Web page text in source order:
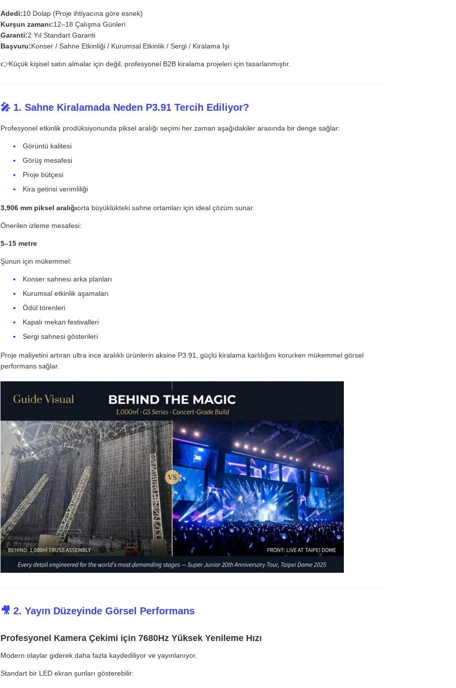
Adedi:10 Dolap (Proje ihtiyacına göre esnek)
Kurşun zamanı:12–18 Çalışma Günleri
Garanti:2 Yıl Standart Garanti
Başvuru:Konser / Sahne Etkinliği / Kurumsal Etkinlik / Sergi / Kiralama İşi
👉Küçük kişisel satın almalar için değil, profesyonel B2B kiralama projeleri için tasarlanmıştır.
🎤 1. Sahne Kiralamada Neden P3.91 Tercih Ediliyor?
Profesyonel etkinlik prodüksiyonunda piksel aralığı seçimi her zaman aşağıdakiler arasında bir denge sağlar:
Görüntü kalitesi
Görüş mesafesi
Proje bütçesi
Kira getirisi verimliliği
3,906 mm piksel aralığıorta büyüklükteki sahne ortamları için ideal çözüm sunar.
Önerilen izleme mesafesi:
5–15 metre
Şunun için mükemmel:
Konser sahnesi arka planları
Kurumsal etkinlik aşamaları
Ödül törenleri
Kapalı mekan festivalleri
Sergi sahnesi gösterileri
Proje maliyetini artıran ultra ince aralıklı ürünlerin aksine P3.91, güçlü kiralama karlılığını korurken mükemmel görsel
performans sağlar.
🎥 2. Yayın Düzeyinde Görsel Performans
Profesyonel Kamera Çekimi için 7680Hz Yüksek Yenileme Hızı
Modern olaylar giderek daha fazla kaydediliyor ve yayınlanıyor.
Standart bir LED ekran şunları gösterebilir: